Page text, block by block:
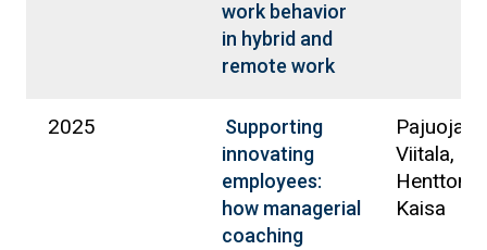
work behavior
in hybrid and
remote work
2025
Supporting
innovating
employees:
how managerial
coaching
Pajuoja,
Viitala,
Kaisa